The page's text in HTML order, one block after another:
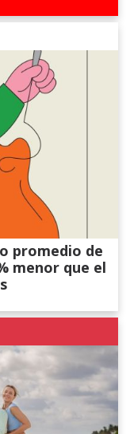
promedio de
menor que el